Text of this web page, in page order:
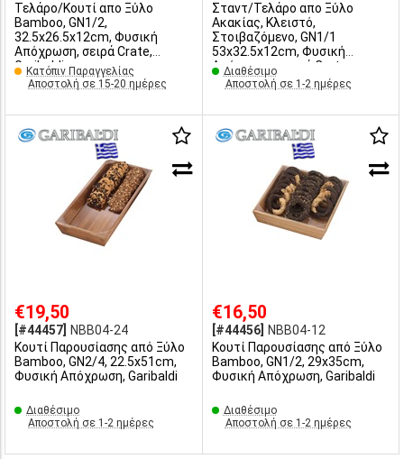
Τελάρο/Κουτί απο Ξύλο
Bamboo, GN1/2,
32.5x26.5x12cm, Φυσική
Απόχρωση, σειρά Crate,
Garibaldi
Κατόπιν Παραγγελίας
Αποστολή σε 15-20 ημέρες
Σταντ/Τελάρο απο Ξύλο
Ακακίας, Κλειστό,
Στοιβαζόμενο, GN1/1
53x32.5x12cm, Φυσική
Απόχρωση, σειρά Crate,
Garibaldi
Διαθέσιμο
Αποστολή σε 1-2 ημέρες
€19,50
[#44457]
NBB04-24
Κουτί Παρουσίασης από Ξύλο
Bamboo, GN2/4, 22.5x51cm,
Φυσική Απόχρωση, Garibaldi
Διαθέσιμο
Αποστολή σε 1-2 ημέρες
€16,50
[#44456]
NBB04-12
Κουτί Παρουσίασης από Ξύλο
Bamboo, GN1/2, 29x35cm,
Φυσική Απόχρωση, Garibaldi
Διαθέσιμο
Αποστολή σε 1-2 ημέρες